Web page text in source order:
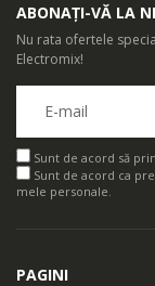
ABONAȚI-VĂ LA
Nu rata ofertele
Electromix!
Sunt de acord să
Sunt de acord ca
mele personale.
PAGINI